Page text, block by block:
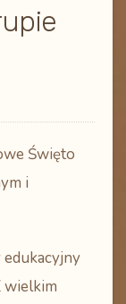
Święto
i
edukacyjny
wielkim